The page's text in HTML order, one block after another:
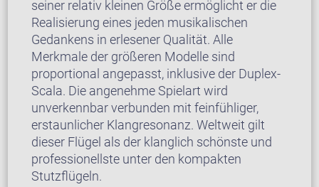
seiner relativ kleinen Größe ermöglicht er die
Realisierung eines jeden musikalischen
Gedankens in erlesener Qualität. Alle
Merkmale der größeren Modelle sind
proportional angepasst, inklusive der Duplex-
Scala. Die angenehme Spielart wird
unverkennbar verbunden mit feinfühliger,
erstaunlicher Klangresonanz. Weltweit gilt
dieser Flügel als der klanglich schönste und
professionellste unter den kompakten
Stutzflügeln.